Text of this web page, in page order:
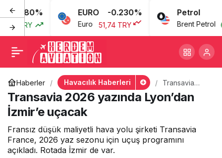
EURO -0.230%
Euro 51,74 TRY
Petrol
Brent Petrol
Haberler Havacılık Haberleri
Transavia
2026 yazında
Lyon’dan
Transavia 2026 yazında Lyon’dan
İzmir’e uçacak
Fransız düşük maliyetli hava yolu şirketi Transavia
France, 2026 yaz sezonu için uçuş programını
açıkladı. Rotada İzmir de var.
Transavia 2026 yazında
Lyon’dan İzmir’e uçacak
0